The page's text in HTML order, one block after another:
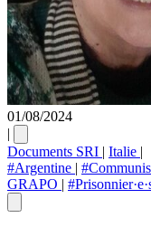
01/08/2024
|
Documents SRI | Italie |
#Argentine |
GRAPO |